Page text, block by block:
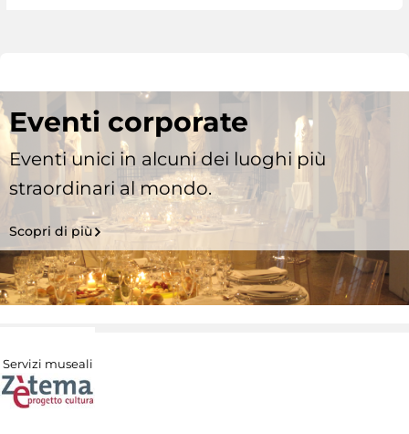
Eventi corporate
Eventi unici in alcuni dei luoghi più
straordinari al mondo.
Scopri di più
Servizi museali